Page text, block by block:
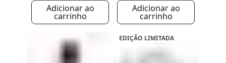
Adicionar ao
carrinho
Adicionar ao
carrinho
EDIÇÃO LIMITADA